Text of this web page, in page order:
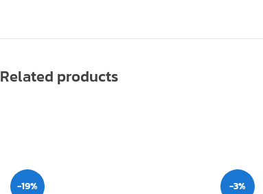
Related products
-19% -3%